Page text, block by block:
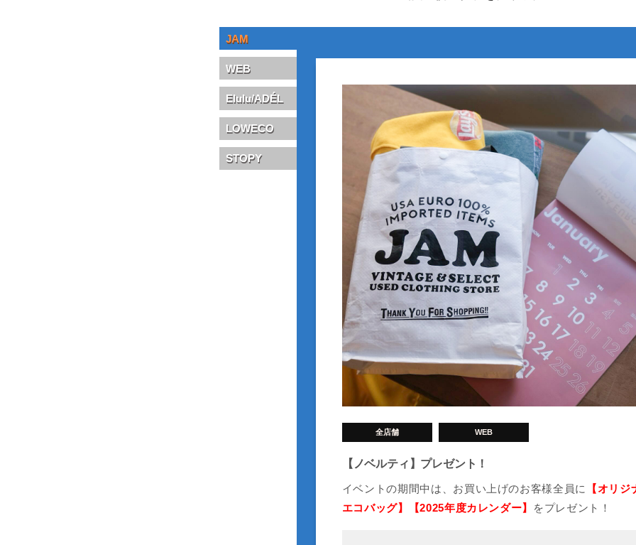
JAM
WEB
Elulu/ADÉL
LOWECO
STOPY
全店舗 WEB
【ノベルティ】プレゼント！
イベントの期間中は、お買い上げのお客様全員に
【オリジ
エコバッグ】【2025年度カレンダー】
をプレゼント！